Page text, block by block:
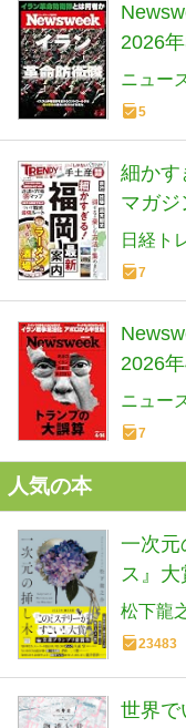
2026
隊］
ニュー
5
細かす
マガジ
日経ト
7
2026
算］
ニュー
7
人気の本
一次元
ス』大
松下龍
23483
世界で